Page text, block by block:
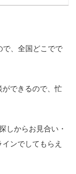
で、全国どこでで
できるので、忙
しからお見合い・
ンでしてもらえ